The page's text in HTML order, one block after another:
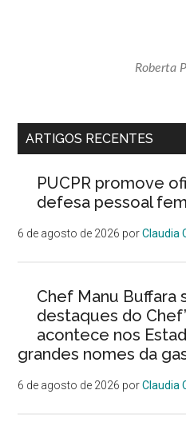
Roberta
ARTIGOS RECENTES
PUCPR promove
defesa pessoal
6 de agosto de 2026 porClaudia
Chef Manu Buffara
destaques do
acontece nos
grandes nomes da
6 de agosto de 2026 porClaudia